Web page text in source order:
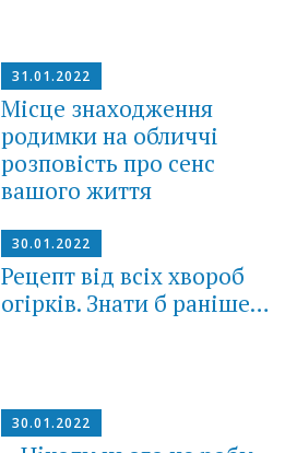
31.01.2022
Місце знаходження
родимки на обличчі
розповість про сенс
вашого життя
30.01.2022
Рецепт від всіх хвороб
огірків. Знати б раніше…
30.01.2022